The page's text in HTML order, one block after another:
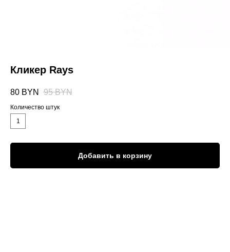
Кликер Rays
80 BYN 95 BYN
Количество штук
1
Добавить в корзину